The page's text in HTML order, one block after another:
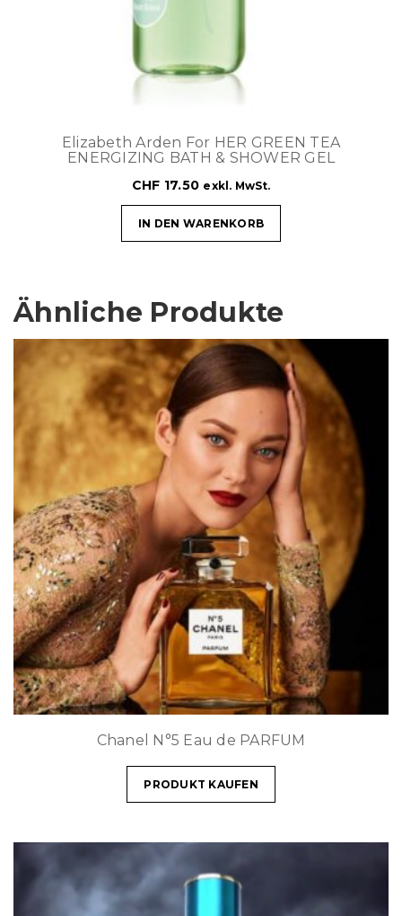
Elizabeth Arden For HER GREEN TEA
ENERGIZING BATH & SHOWER GEL
CHF 17.50 exkl. MwSt.
IN DEN WARENKORB
Ähnliche Produkte
Chanel N°5 Eau de PARFUM
PRODUKT KAUFEN